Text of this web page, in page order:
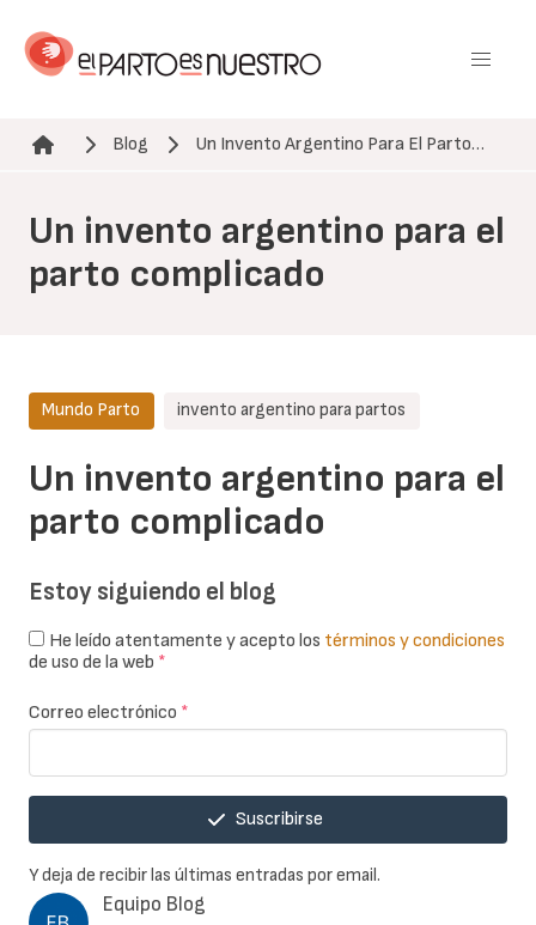
contenido
Ruta de navegación
Blog Un Invento Argentino Para El Parto…
Un invento argentino para el
parto complicado
Equipo Blog
Un invento argentino para el
parto complicado
Mundo Parto invento argentino para partos
Estoy siguiendo el blog
He leído atentamente y acepto los términos y condiciones
de uso de la web *
Correo electrónico *
Suscribirse
Y deja de recibir las últimas entradas por email.